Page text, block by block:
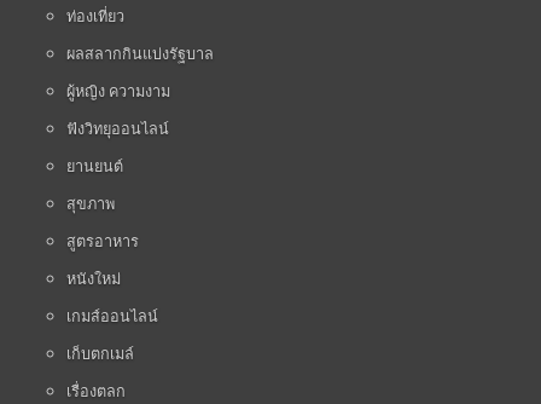
ท่องเที่ยว
ผลสลากกินแบ่งรัฐบาล
ผู้หญิง ความงาม
ฟังวิทยุออนไลน์
ยานยนต์
สุขภาพ
สูตรอาหาร
หนังใหม่
เกมส์ออนไลน์
เก็บตกเมล์
เรื่องตลก